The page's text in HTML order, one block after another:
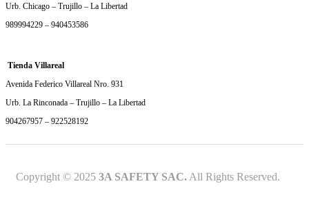
Urb. Chicago – Trujillo – La Libertad
989994229 – 940453586
Tienda Villareal
Avenida Federico Villareal Nro. 931
Urb. La Rinconada – Trujillo – La Libertad
904267957 – 922528192
Copyright © 2025 3A SAFETY SAC. All Rights Reserved.